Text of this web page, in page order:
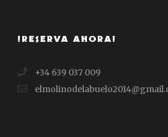
¡RESERVA AHORA!
+34 639 037 009